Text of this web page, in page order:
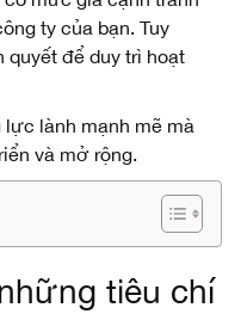
ty của bạn. Tuy
quyết để duy trì hoạt
lành mạnh mẽ mà
và mở rộng.
tiêu chí